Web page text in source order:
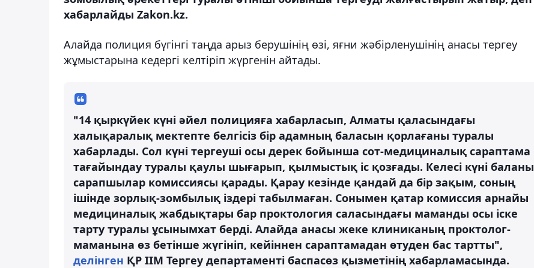
хабарлайды Zakon.kz.
Алайда полиция бүгінгі таңда арыз берушінің өзі, яғни жәбірленушінің анасы тергеу
жұмыстарына кедергі келтіріп жүргенін айтады.
"14 қыркүйек күні әйел полицияға хабарласып, Алматы қаласындағы
халықаралық мектепте белгісіз бір адамның баласын қорлағаны туралы
хабарлады. Сол күні тергеуші осы дерек бойынша сот-медициналық сараптама
тағайындау туралы қаулы шығарып, қылмыстық іс қозғады. Келесі күні баланы
сарапшылар комиссиясы қарады. Қарау кезінде қандай да бір зақым, соның
ішінде зорлық-зомбылық іздері табылмаған. Сонымен қатар комиссия арнайы
медициналық жабдықтары бар проктология саласындағы маманды осы іске
тарту туралы ұсынымхат берді. Алайда анасы жеке клиниканың проктолог-
маманына өз бетінше жүгініп, кейіннен сараптамадан өтуден бас тартты",
делінген ҚР ІІМ Тергеу департаменті баспасөз қызметінің хабарламасында.